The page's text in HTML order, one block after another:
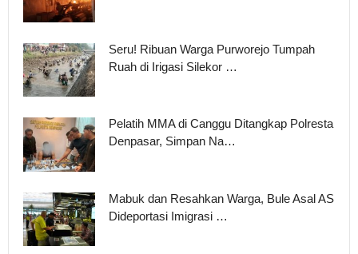
Seru! Ribuan Warga Purworejo Tumpah
Ruah di Irigasi Silekor …
Pelatih MMA di Canggu Ditangkap Polresta
Denpasar, Simpan Na…
Mabuk dan Resahkan Warga, Bule Asal AS
Dideportasi Imigrasi …